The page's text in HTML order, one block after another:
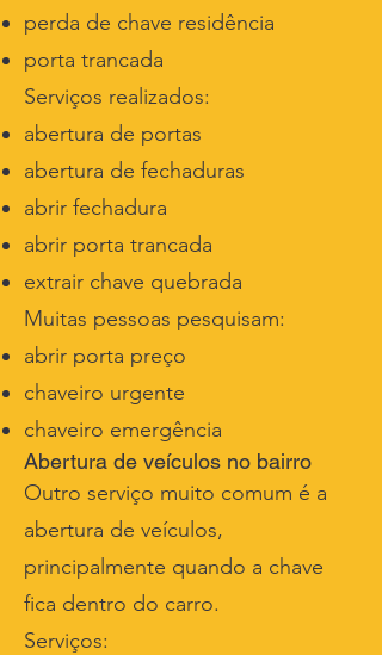
perda de chave residência
porta trancada
Serviços realizados:
abertura de portas
abertura de fechaduras
abrir fechadura
abrir porta trancada
extrair chave quebrada
Muitas pessoas pesquisam:
abrir porta preço
chaveiro urgente
chaveiro emergência
Abertura de veículos no bairro
Outro serviço muito comum é a
abertura de veículos,
principalmente quando a chave
fica dentro do carro.
Serviços: